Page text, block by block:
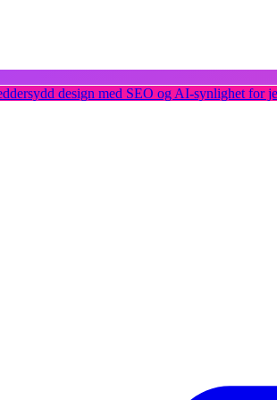
design med SEO og AI-synlighet for